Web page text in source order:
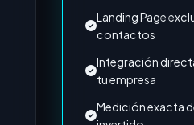
Anuncios de Alto
(Instagram/FB) y
Landing Page
contactos
Integración